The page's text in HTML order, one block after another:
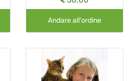
Andare all'ordine